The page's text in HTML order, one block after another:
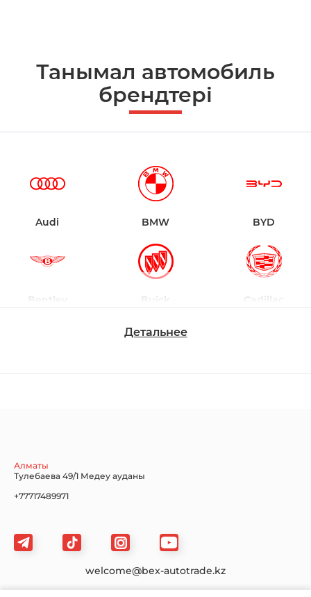
Танымал автомобиль
брендтері
Audi BMW BYD
Bentley Buick Cadillac
Jaguar Jeep
Детальнее
Алматы
Тулебаева 49/1 Медеу ауданы
+77717489971
welcome@bex-autotrade.kz